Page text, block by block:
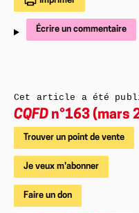
Écrire un commentaire
Cet article a été
CQFD n°163 (mars
Trouver un point de vente
Je veux m'abonner
Faire un don